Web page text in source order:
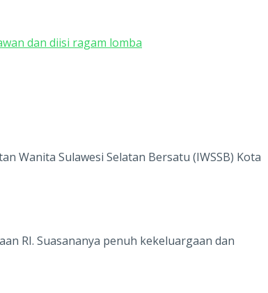
dan diisi ragam lomba
Wanita Sulawesi Selatan Bersatu (IWSSB) Kota
RI. Suasananya penuh kekeluargaan dan